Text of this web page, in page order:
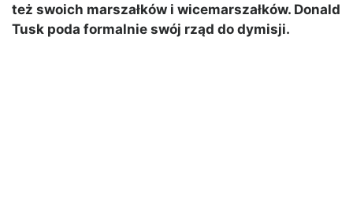
też swoich marszałków i wicemarszałków. Donald
Tusk poda formalnie swój rząd do dymisji.